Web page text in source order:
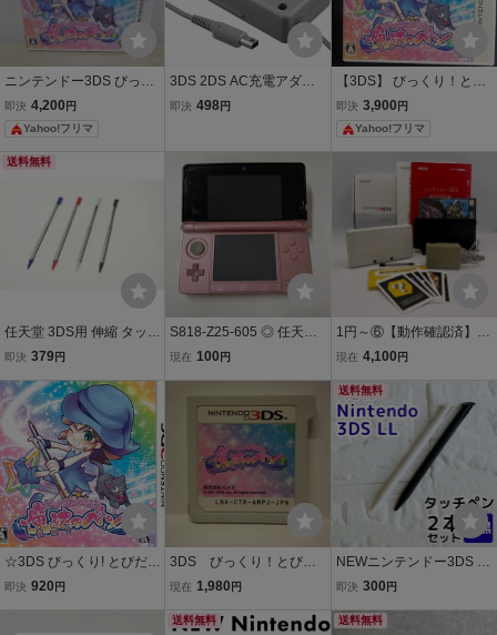
ニンテンドー3DS びっく
り とびだす 魔法のペン Ni
ntendo アンケートハガキ
付
即決 4,200 円
Yahoo!フリマ
3DS 2DS AC充電アダプ
ター Nintendo ケーブル
即決 498円
【3DS】 びっくり！とび
だす！魔法のペン
即決 3,900 円
Yahoo!フリマ
送料無料
任天堂 3DS用 伸縮 タッチ
ペン 4本セット
即決 379円
S818-Z25-605 ◎ 任天堂
Nintendo ニンテンドー3D
タッチペン付き レトロ N
現在 100 円
1円～⑥【動作確認済】Ni
ntendo 3DS アイスホワイ
ペン 充電器 ソフト 箱 説
明書 付き 任天堂 ニンテン
ドー #④112
現在 4,100 円
☆3DS びっくり! とびだ
す! 魔法のペン ソフトのみ
即決 920 円
3DS びっくり！とびだ
す！魔法のペン (ソフト
現在 1,980 円
送料無料
NEWニンテンドー3DS LL
タッチペン 2本 ホワイト
ニュー任天堂 ゲーム機
即決 300 円
送料無料 送料無料